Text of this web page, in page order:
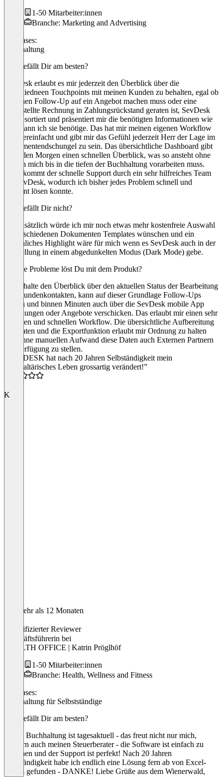
1-50 Mitarbeiter:innen
Branche: Marketing and Advertising
Use cases:
Buchhaltung
Was gefällt Dir am besten?
SevDesk erlaubt es mir jederzeit den Überblick über die
verschiedneen Touchpoints mit meinen Kunden zu behalten, egal ob
ich einen Follow-Up auf ein Angebot machen muss oder eine
ausgestellte Rechnung in Zahlungsrückstand geraten ist, SevDesk
filtert, sortiert und präsentiert mir die benötigten Informationen wie
und wann ich sie benötige. Das hat mir meinen eigenen Workflow
sehr vereinfacht und gibt mir das Gefühl jederzeit Herr der Lage im
Dokumentendschungel zu sein. Das übersichtliche Dashboard gibt
mir jeden Morgen einen schnellen Überblick, was so ansteht ohne
das ich mich bis in die tiefen der Buchhaltung vorarbeiten muss.
Dazu kommt der schnelle Support durch ein sehr hilfreiches Team
bei SevDesk, wodurch ich bisher jedes Problem schnell und
effizient lösen konnte.
Was gefällt Dir nicht?
Grundsätzlich würde ich mir noch etwas mehr kostenfreie Auswahl
an verschiedenen Dokumenten Templates wünschen und ein
persönliches Highlight wäre für mich wenn es SevDesk auch in der
Darstellung in einem abgedunkelten Modus (Dark Mode) gebe.
Welche Probleme löst Du mit dem Produkt?
Ich behalte den Überblick über den aktuellen Status der Bearbeitung
von Kundenkontakten, kann auf dieser Grundlage Follow-Ups
planen und binnen Minuten auch über die SevDesk mobile App
Rechnungen oder Angebote verschicken. Das erlaubt mir einen sehr
flexiblen und schnellen Workflow. Die übersichtliche Aufbereitung
der Daten und die Exportfunktion erlaubt mir Ordnung zu halten
und ohne manuellen Aufwand diese Daten auch Externen Partnern
zur Verfügung zu stellen.
“SEVDESK hat nach 20 Jahren Selbständigkeit mein
buchhaltärisches Leben grossartig verändert!”
K
Vor mehr als 12 Monaten
Verifizierter Reviewer
Geschäftsführerin bei
HEALTH OFFICE | Katrin Pröglhöf
1-50 Mitarbeiter:innen
Branche: Health, Wellness and Fitness
Use cases:
Buchhaltung für Selbstständige
Was gefällt Dir am besten?
Meine Buchhaltung ist tagesaktuell - das freut nicht nur mich,
sondern auch meinen Steuerberater - die Software ist einfach zu
bedienen und der Support ist perfekt! Nach 20 Jahren
Selbständigkeit habe ich endlich eine Lösung fern ab von Excel-
Sheets gefunden - DANKE! Liebe Grüße aus dem Wienerwald,